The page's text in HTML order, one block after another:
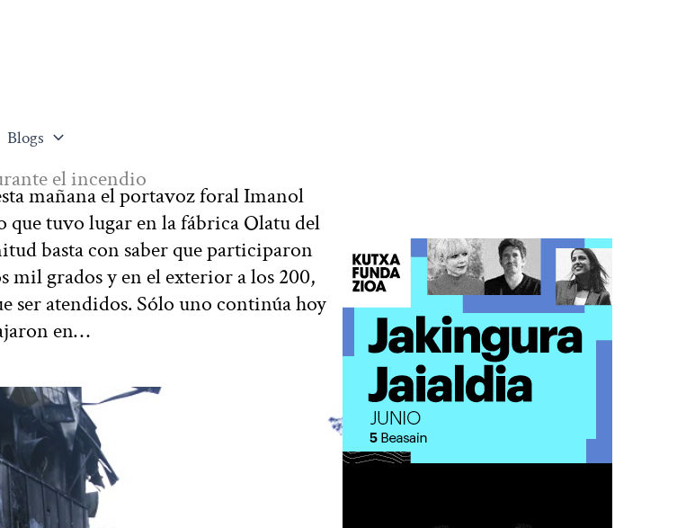
Blogs
el incendio
mañana el portavoz foral Imanol
que tuvo lugar en la fábrica Olatu del
basta con saber que participaron
mil grados y en el exterior a los 200,
ser atendidos. Sólo uno continúa hoy
en…